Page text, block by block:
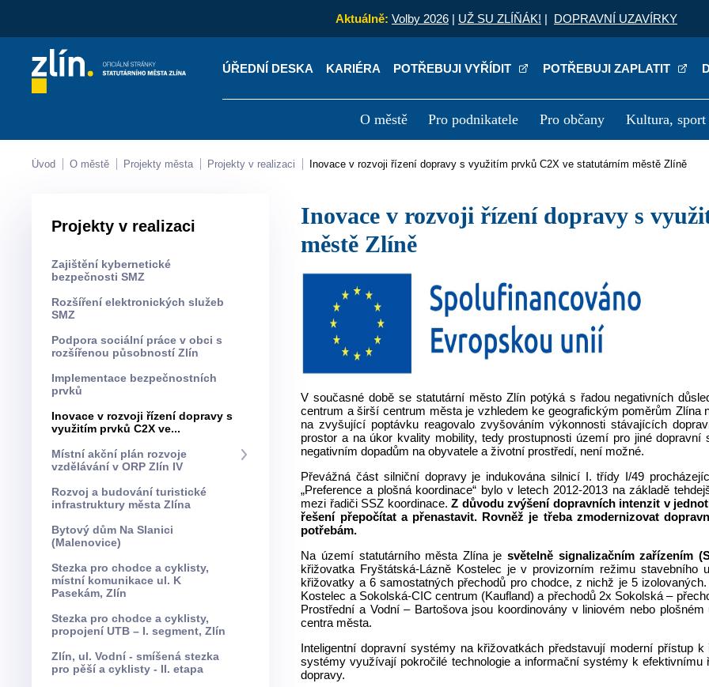
Aktuálně: Volby 2026 | UŽ SU ZLÍŇÁK! | DOPRAVNÍ UZAVÍRKY
ÚŘEDNÍ DESKA KARIÉRA POTŘEBUJI VYŘÍDIT POTŘEBUJI ZAPLATIT
O městě Pro podnikatele Pro občany Kultura, sport
Kontakty Úřední deska Kariéra
Úvod O městě Projekty města Projekty v realizaci Inovace v rozvoji řízení dopravy s využitím prvků C2X ve statutárním městě Zlíně
Projekty v realizaci
Zajištění kybernetické
bezpečnosti SMZ
Rozšíření elektronických služeb
SMZ
Podpora sociální práce v obci s
rozšířenou působností Zlín
Implementace bezpečnostních
prvků
Inovace v rozvoji řízení dopravy s
využitím prvků C2X ve...
Místní akční plán rozvoje
vzdělávání v ORP Zlín IV
Rozvoj a budování turistické
infrastruktury města Zlína
Bytový dům Na Slanici
(Malenovice)
Stezka pro chodce a cyklisty,
místní komunikace ul. K
Pasekám, Zlín
Stezka pro chodce a cyklisty,
propojení UTB – I. segment, Zlín
Zlín, ul. Vodní - smíšená stezka
pro pěší a cyklisty - II. etapa
Inovace v rozvoji řízení dopravy s využitím prvků C2X ve statutárním
městě Zlíně
V současné době se statutární město Zlín potýká s řadou negativních
centrum a širší centrum města je vzhledem ke geografickým poměrům Zlína
na zvyšující poptávku reagovalo zvyšováním výkonnosti stávajících
prostor a na úkor kvality mobility, tedy prostupnosti území pro jiné
negativním dopadům na obyvatele a životní prostředí, není možné.
Převážná část silniční dopravy je indukována silnicí I. třídy I/49
„Preference a plošná koordinace“ bylo v letech 2012-2013 na základě
mezi řadiči SSZ koordinace.Z důvodu zvýšení dopravních intenzit v
řešení přepočítat a přenastavit. Rovněž je třeba zmodernizovat
potřebám.
Na území statutárního města Zlína je světelně signalizačním zařízením
křižovatka Fryštátská-Lázně Kostelec je v provizorním režimu
křižovatky a 6 samostatných přechodů pro chodce, z nichž je 5
Kostelec a Sokolská-CIC centrum (Kaufland) a přechodů 2x Sokolská –
Prostřední a Vodní – Bartošova jsou koordinovány v liniovém nebo
centra města.
Inteligentní dopravní systémy na křižovatkách představují moderní přístup
systémy využívají pokročilé technologie a informační systémy k
dopravy.